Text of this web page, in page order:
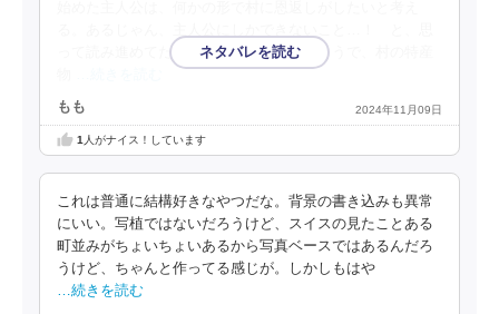
って読み進めてたら、自分でも気づいたようで、村の特産
もも 2024年11月09日
1人がナイス！しています
これは普通に結構好きなやつだな。背景の書き込みも異常
にいい。写植ではないだろうけど、スイスの見たことある
町並みがちょいちょいあるから写真ベースではあるんだろ
うけど、ちゃんと作ってる感じが。しかしもはや
…続きを読む